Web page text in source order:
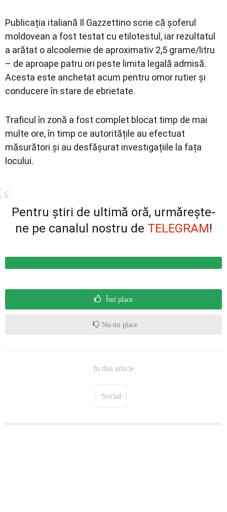
Publicația italiană Il Gazzettino scrie că șoferul
moldovean a fost testat cu etilotestul, iar rezultatul
a arătat o alcoolemie de aproximativ 2,5 grame/litru
– de aproape patru ori peste limita legală admisă.
Acesta este anchetat acum pentru omor rutier și
conducere în stare de ebrietate.
Traficul în zonă a fost complet blocat timp de mai
multe ore, în timp ce autoritățile au efectuat
măsurători și au desfășurat investigațiile la fața
locului.
Pentru știri de ultimă oră, urmărește-
ne pe canalul nostru de TELEGRAM!
Îmi place
Nu-mi place
In this article
Social